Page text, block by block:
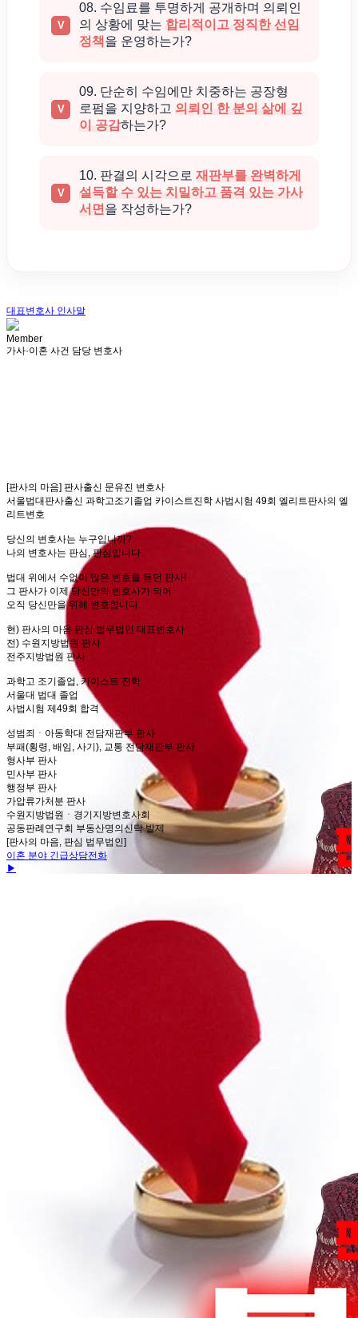
08. 수임료를 투명하게 공개하며 의뢰인
의 상황에 맞는 합리적이고 정직한 선임
정책 을 운영하는가?
09. 단순히 수임에만 치중하는 공장형
로펌을 지양하고 의뢰인 한 분의 삶에 깊
이 공감하는가?
10. 판결의 시각으로 재판부를 완벽하게
설득할 수 있는 치밀하고 품격 있는 가사
서면 을 작성하는가?
대표변호사 인사말
Member
가사·이혼 사건 담당 변호사
[판사의 마음] 판사출신 문유진 변호사
서울법대판사출신 과학고조기졸업 카이스트진학 사법시험 49회 엘리트판사의 엘
리트변호
당신의 변호사는 누구입니까?
나의 변호사는 판심, 판심입니다.
법대 위에서 수없이 많은 변호를 듣던 판사!
그 판사가 이제 당신만의 변호사가 되어
오직 당신만을 위해 변호합니다.
현) 판사의 마음 판심 법무법인 대표변호사
전) 수원지방법원 판사
전주지방법원 판사
과학고 조기졸업, 카이스트 진학
서울대 법대 졸업
사법시험 제49회 합격
​성범죄ㆍ아동학대 전담재판부 판사
부패(횡령, 배임, 사기), 교통 전담재판부 판사
형사부 판사
민사부 판사
행정부 판사
가압류가처분 판사
수원지방법원ㆍ경기지방변호사회
공동판례연구회 부동산명의신탁 발제
[판사의 마음, 판심 법무법인]
이혼 분야 긴급상담전화